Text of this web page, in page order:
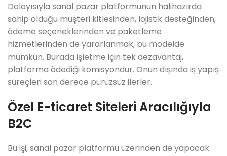
Dolayısıyla sanal pazar platformunun halihazırda
sahip olduğu müşteri kitlesinden, lojistik desteğinden,
ödeme seçeneklerinden ve paketleme
hizmetlerinden de yararlanmak, bu modelde
mümkün. Burada işletme için tek dezavantaj,
platforma ödediği komisyondur. Onun dışında iş yapış
süreçleri son derece pürüzsüz ilerler.
Özel E-ticaret Siteleri Aracılığıyla
B2C
Bu işi, sanal pazar platformu üzerinden de yapacak